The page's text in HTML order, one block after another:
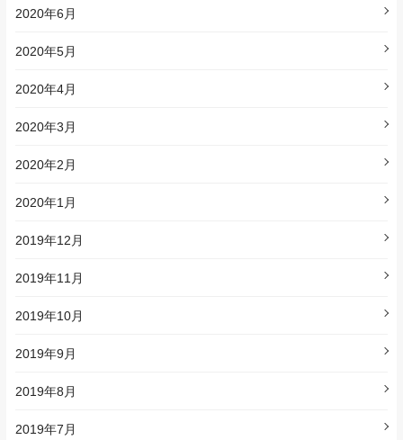
2020年6月
2020年5月
2020年4月
2020年3月
2020年2月
2020年1月
2019年12月
2019年11月
2019年10月
2019年9月
2019年8月
2019年7月